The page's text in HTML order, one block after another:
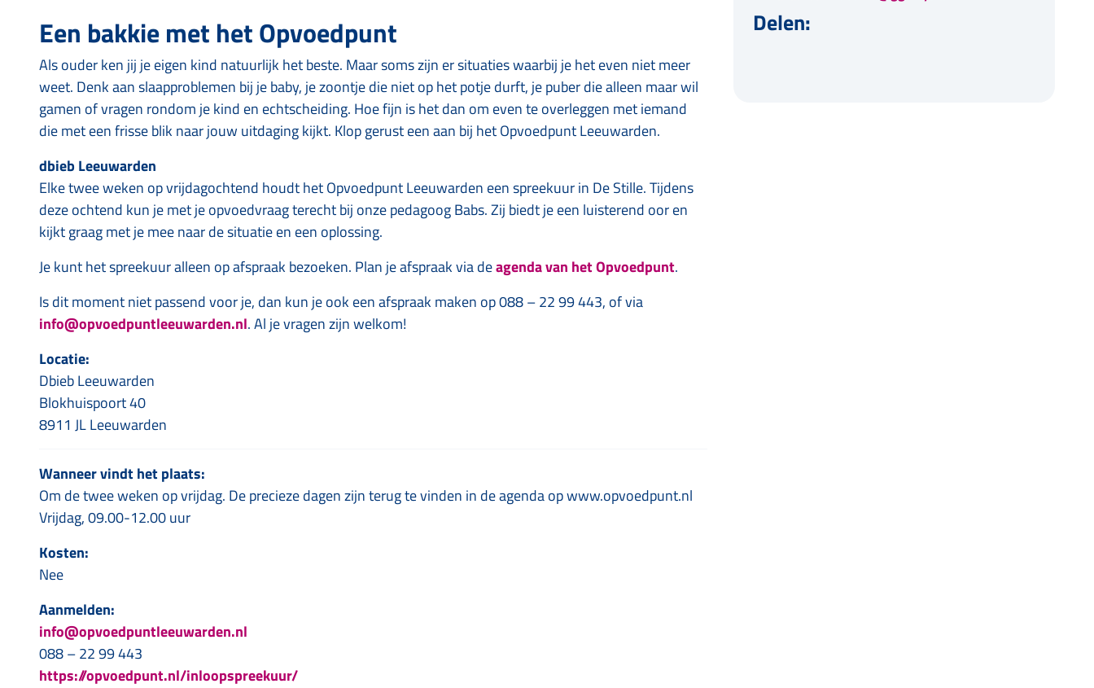
Een bakkie met het Opvoedpunt
Als ouder ken jij je eigen kind natuurlijk het beste. Maar soms zijn er situaties waarbij je het even niet meer
weet. Denk aan slaapproblemen bij je baby, je zoontje die niet op het potje durft, je puber die alleen maar wil
gamen of vragen rondom je kind en echtscheiding. Hoe fijn is het dan om even te overleggen met iemand
die met een frisse blik naar jouw uitdaging kijkt. Klop gerust een aan bij het Opvoedpunt Leeuwarden.
dbieb Leeuwarden
Elke twee weken op vrijdagochtend houdt het Opvoedpunt Leeuwarden een spreekuur in De Stille. Tijdens
deze ochtend kun je met je opvoedvraag terecht bij onze pedagoog Babs. Zij biedt je een luisterend oor en
kijkt graag met je mee naar de situatie en een oplossing.
Je kunt het spreekuur alleen op afspraak bezoeken. Plan je afspraak via deagenda van het Opvoedpunt.
Is dit moment niet passend voor je, dan kun je ook een afspraak maken op 088 – 22 99 443, of via
info@opvoedpuntleeuwarden.nl. Al je vragen zijn welkom!
Locatie:
Dbieb Leeuwarden
Blokhuispoort 40
8911 JL Leeuwarden
Wanneer vindt het plaats:
Om de twee weken op vrijdag. De precieze dagen zijn terug te vinden in de agenda op www.opvoedpunt.nl
Vrijdag, 09.00-12.00 uur
Kosten:
Nee
Aanmelden:
info@opvoedpuntleeuwarden.nl
088 – 22 99 443
https://opvoedpunt.nl/inloopspreekuur/
Delen: